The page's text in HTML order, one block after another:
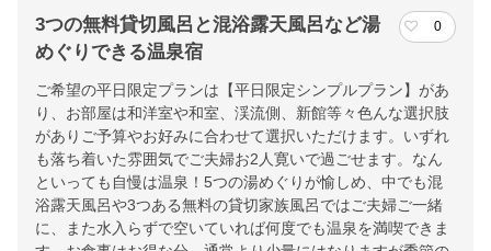
3つの無料貸切風呂と混浴露天風呂など湯
めぐりできる温泉宿
0
ご希望の平日限定プランは【平日限定シンプルプラン】があ
り、お部屋は和洋室や和室、渓流側、新館等々色んな選択肢
がありご予算やお好みに合わせて選択いただけます。いずれ
も落ち着いた雰囲気でご夫婦お2人寛いで過ごせます。なん
といっても自慢は温泉！5つの湯めぐりが愉しめ、中でも混
浴露天風呂や3つある無料の貸切家族風呂ではご夫婦ご一緒
に、また水入らずで空いていれば何度でも温泉を満喫できま